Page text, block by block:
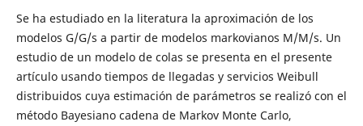
Se ha estudiado en la literatura la aproximación de los
modelos G/G/s a partir de modelos markovianos M/M/s. Un
estudio de un modelo de colas se presenta en el presente
artículo usando tiempos de llegadas y servicios Weibull
distribuidos cuya estimación de parámetros se realizó con el
método Bayesiano cadena de Markov Monte Carlo,